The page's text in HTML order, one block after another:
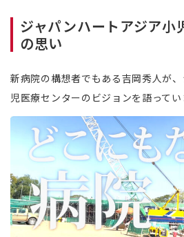
ジャパンハートアジア小
の思い
新病院の構想者でもある吉岡秀人が
児医療センターのビジョンを語ってい